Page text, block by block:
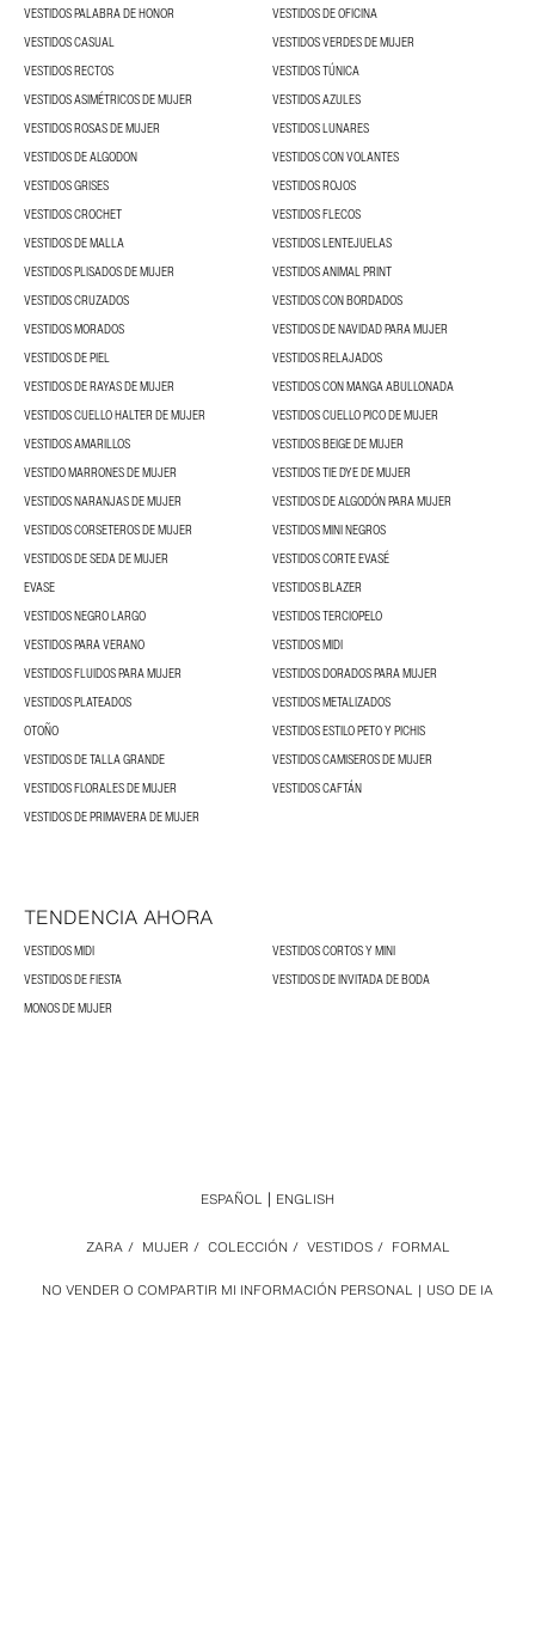
VESTIDOS PALABRA DE HONOR
VESTIDOS DE OFICINA
VESTIDOS CASUAL
VESTIDOS VERDES DE MUJER
VESTIDOS RECTOS
VESTIDOS TÚNICA
VESTIDOS ASIMÉTRICOS DE MUJER
VESTIDOS AZULES
VESTIDOS ROSAS DE MUJER
VESTIDOS LUNARES
VESTIDOS DE ALGODON
VESTIDOS CON VOLANTES
VESTIDOS GRISES
VESTIDOS ROJOS
VESTIDOS CROCHET
VESTIDOS FLECOS
VESTIDOS DE MALLA
VESTIDOS LENTEJUELAS
VESTIDOS PLISADOS DE MUJER
VESTIDOS ANIMAL PRINT
VESTIDOS CRUZADOS
VESTIDOS CON BORDADOS
VESTIDOS MORADOS
VESTIDOS DE NAVIDAD PARA MUJER
VESTIDOS DE PIEL
VESTIDOS RELAJADOS
VESTIDOS DE RAYAS DE MUJER
VESTIDOS CON MANGA ABULLONADA
VESTIDOS CUELLO HALTER DE MUJER
VESTIDOS CUELLO PICO DE MUJER
VESTIDOS AMARILLOS
VESTIDOS BEIGE DE MUJER
VESTIDO MARRONES DE MUJER
VESTIDOS TIE DYE DE MUJER
VESTIDOS NARANJAS DE MUJER
VESTIDOS DE ALGODÓN PARA MUJER
VESTIDOS CORSETEROS DE MUJER
VESTIDOS MINI NEGROS
VESTIDOS DE SEDA DE MUJER
VESTIDOS CORTE EVASÉ
EVASE
VESTIDOS BLAZER
VESTIDOS NEGRO LARGO
VESTIDOS TERCIOPELO
VESTIDOS PARA VERANO
VESTIDOS MIDI
VESTIDOS FLUIDOS PARA MUJER
VESTIDOS DORADOS PARA MUJER
VESTIDOS PLATEADOS
VESTIDOS METALIZADOS
OTOÑO
VESTIDOS ESTILO PETO Y PICHIS
VESTIDOS DE TALLA GRANDE
VESTIDOS CAMISEROS DE MUJER
VESTIDOS FLORALES DE MUJER
VESTIDOS CAFTÁN
VESTIDOS DE PRIMAVERA DE MUJER
TENDENCIA AHORA
VESTIDOS MIDI
VESTIDOS CORTOS Y MINI
VESTIDOS DE FIESTA
VESTIDOS DE INVITADA DE BODA
MONOS DE MUJER
NO VENDER O COMPARTIR MI INFORMACIÓN PERSONAL USO DE IA
ZARA / MUJER / COLECCIÓN / VESTIDOS / FORMAL
ESPAÑOL ENGLISH